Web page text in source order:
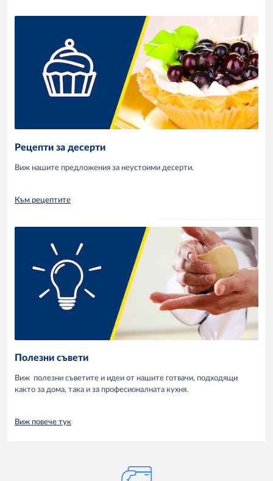
Рецепти за десерти
Виж нашите предложения за неустоими десерти.
Към рецептите
Полезни съвети
Виж полезни съветите и идеи от нашите готвачи, подходящи
както за дома, така и за професионалната кухня.
Виж повече тук